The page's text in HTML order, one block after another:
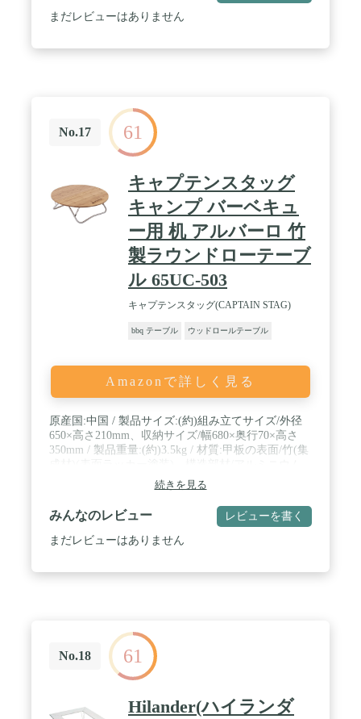
まだレビューはありません
No.17 61
キャプテンスタッグ
キャンプ バーベキュ
ー用 机 アルバーロ 竹
製ラウンドローテーブ
ル 65UC-503
キャプテンスタッグ(CAPTAIN STAG)
bbq テーブル ウッドロールテーブル
Amazonで詳しく見る
原産国:中国 / 製品サイズ:(約)組み立てサイズ/外径
650×高さ210mm、収納サイズ/幅680×奥行70×高さ
350mm / 製品重量:(約)3.5kg / 材質:甲板の表面/竹(集
合金(表面アルマイト加工)、 / 耐荷重:(約)30kg(均等)
/ ご注意:レンタル等による貸出、オークション等に
よる販売や中古販売、及び譲渡によって発生した故
障・破損・損害・事故などにつきましては一切責任
を負いかねますので予めご了承ください。 ご注意:
続きを見る
みんなのレビュー レビューを書く
まだレビューはありません
No.18 61
Hilander(ハイランダ